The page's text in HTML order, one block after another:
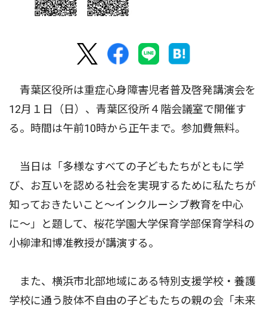
青葉区役所は重症心身障害児者普及啓発講演会を
12月１日（日）、青葉区役所４階会議室で開催す
る。時間は午前10時から正午まで。参加費無料。
当日は「多様なすべての子どもたちがともに学
び、お互いを認める社会を実現するために私たちが
知っておきたいこと〜インクルーシブ教育を中心
に〜」と題して、桜花学園大学保育学部保育学科の
小柳津和博准教授が講演する。
また、横浜市北部地域にある特別支援学校・養護
学校に通う肢体不自由の子どもたちの親の会「未来